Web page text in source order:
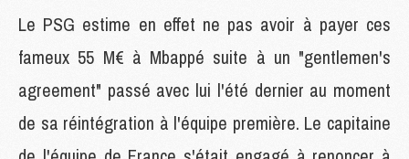
Le PSG estime en effet ne pas avoir à payer ces
fameux 55 M€ à Mbappé suite à un "gentlemen's
agreement" passé avec lui l'été dernier au moment
de sa réintégration à l'équipe première. Le capitaine